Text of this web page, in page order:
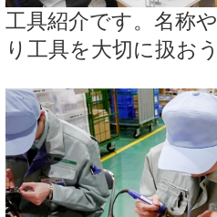
工具紹介です。名称
り工具を大切に扱お